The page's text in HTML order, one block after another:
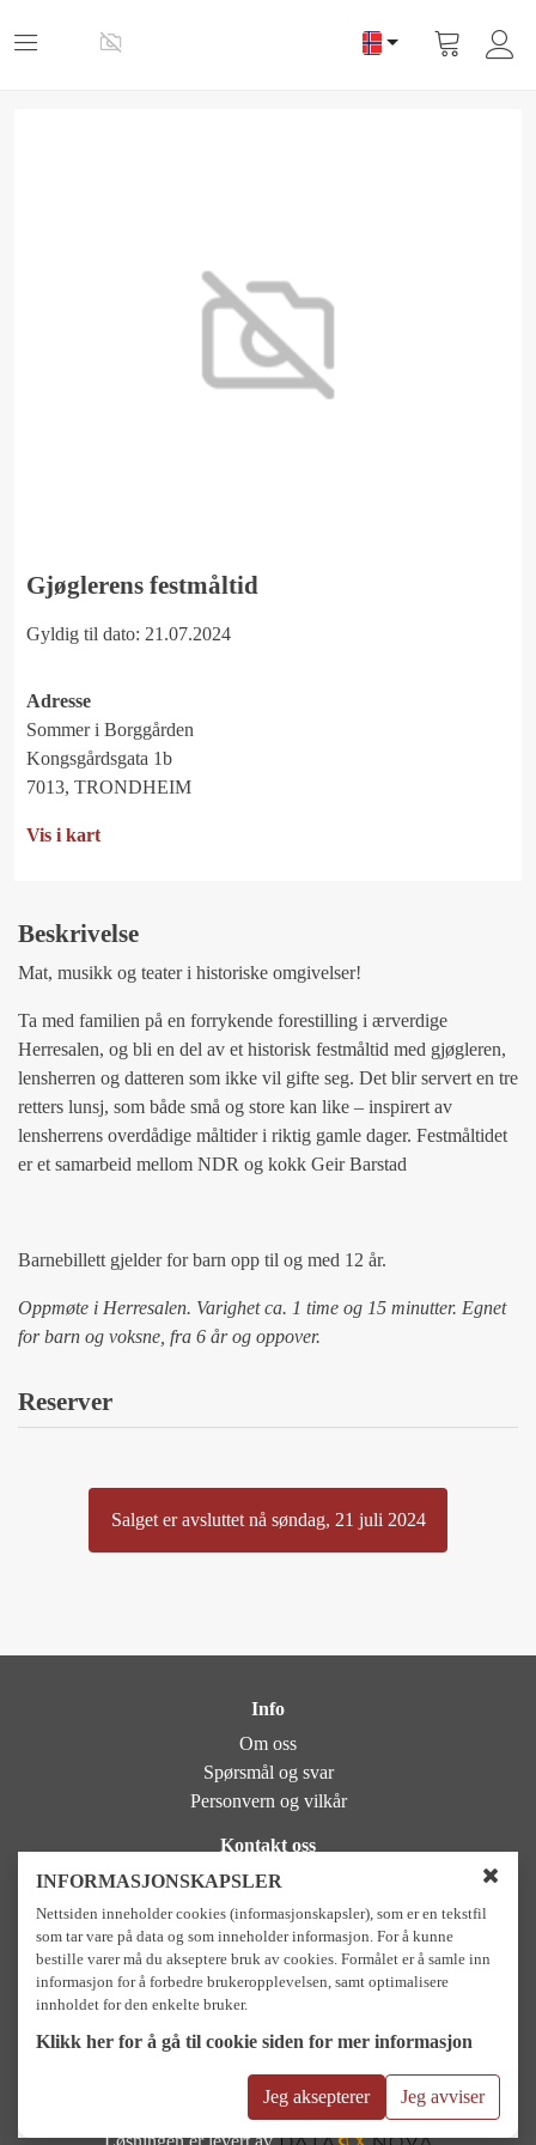
o
r
INFORMASJONSKAPSLER
Nettsiden inneholder cookies (informasjonskapsler), som er en tekstfil
som tar vare på data og som inneholder informasjon. For å kunne
bestille varer må du akseptere bruk av cookies. Formålet er å samle inn
informasjon for å forbedre brukeropplevelsen, samt optimalisere
innholdet for den enkelte bruker.
Klikk her for å gå til cookie siden for mer informasjon
Jeg aksepterer Jeg avviser
Gjøglerens festmåltid
Gyldig til dato: 21.07.2024
Adresse
Sommer i Borggården
Kongsgårdsgata 1b
7013, TRONDHEIM
Vis i kart
Beskrivelse
Mat, musikk og teater i historiske omgivelser!
Ta med familien på en forrykende forestilling i ærverdige
Herresalen, og bli en del av et historisk festmåltid med gjøgleren,
lensherren og datteren som ikke vil gifte seg. Det blir servert en tre
retters lunsj, som både små og store kan like – inspirert av
lensherrens overdådige måltider i riktig gamle dager. Festmåltidet
er et samarbeid mellom NDR og kokk Geir Barstad
Barnebillett gjelder for barn opp til og med 12 år.
Oppmøte i Herresalen. Varighet ca. 1 time og 15 minutter. Egnet
for barn og voksne, fra 6 år og oppover.
Reserver
Salget er avsluttet nå søndag, 21 juli 2024
Info
Om oss
Spørsmål og svar
Personvern og vilkår
Kontakt oss
NIDAROS DOMKIRKES RESTAURERINGSARBEIDER
Bispegaten 11, 7012 Trondheim
Sentralbord: +47 73 89 08 00
Besøkssenter og butikk: +47 41 53 15 84
e-post: Postmottak.ndr@nidarosdomen.no
Løsningen er levert av